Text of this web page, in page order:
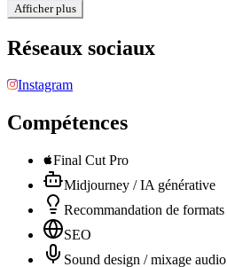
Afficher plus
Réseaux sociaux
Instagram
Compétences
Final Cut Pro
Midjourney / IA générative
Recommandation de formats
SEO
Sound design / mixage audio